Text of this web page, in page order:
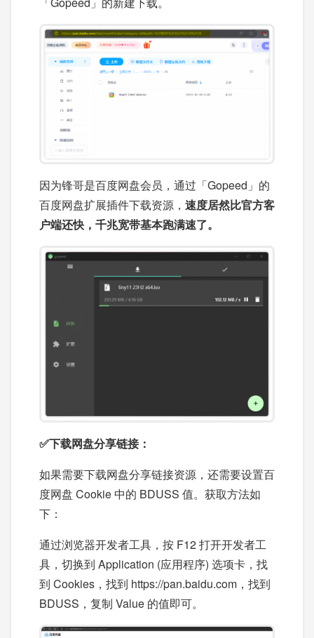
因为锋哥是百度网盘会员，通过「Gopeed」的
百度网盘扩展插件下载资源， 速度居然比官方客
户端还快，千兆宽带基本跑满速了。
✅下载网盘分享链接：
如果需要下载网盘分享链接资源，还需要设置百
度网盘 Cookie 中的 BDUSS 值。获取方法如
下：
通过浏览器开发者工具，按 F12 打开开发者工
具，切换到 Application (应用程序) 选项卡，找
到 Cookies，找到 https://pan.baidu.com，找到
BDUSS，复制 Value 的值即可。